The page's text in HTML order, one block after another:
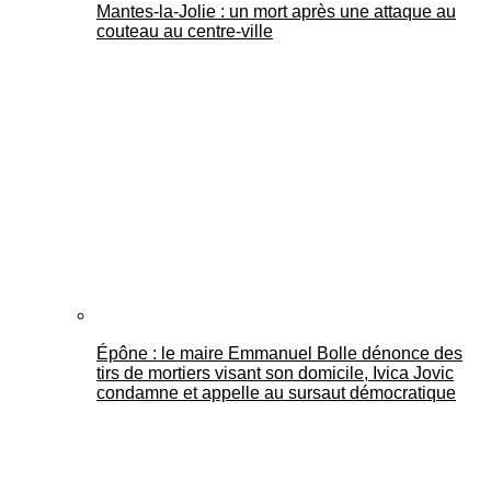
Mantes-la-Jolie : un mort après une attaque au
couteau au centre-ville
Épône : le maire Emmanuel Bolle dénonce des
tirs de mortiers visant son domicile, Ivica Jovic
condamne et appelle au sursaut démocratique